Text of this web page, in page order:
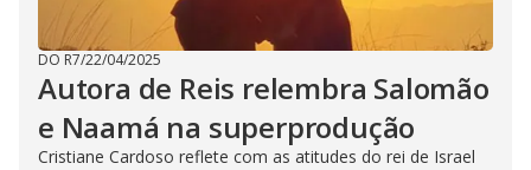
DO R7/22/04/2025
Autora de Reis relembra Salomão
e Naamá na superprodução
Cristiane Cardoso reflete com as atitudes do rei de Israel